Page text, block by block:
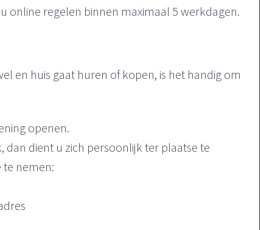
online regelen binnen maximaal 5 werkdagen.
en huis gaat huren of kopen, is het handig om
openen.
dan dient u zich persoonlijk ter plaatse te
te nemen: